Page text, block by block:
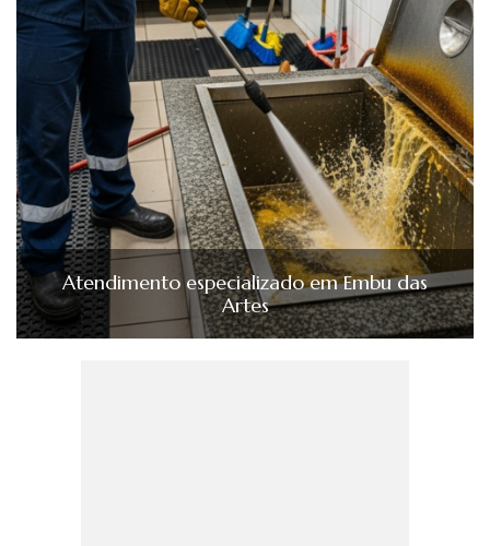
Atendimento especializado em Embu das
Artes